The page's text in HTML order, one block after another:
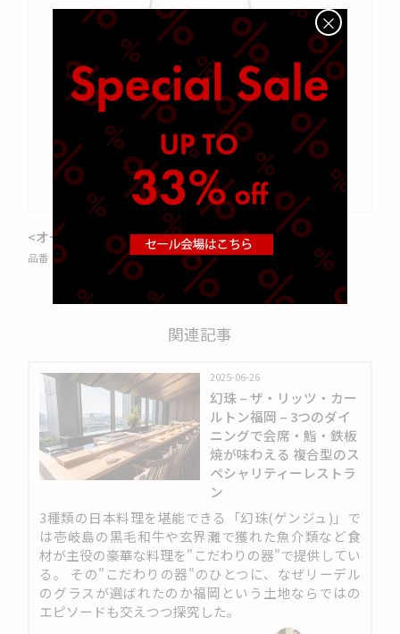
<オーセンティス> ホワイトワイン(12個入)
品番：4408002
関連記事
2025-06-26
幻珠 – ザ・リッツ・カー
ルトン福岡 – 3つのダイ
ニングで会席・鮨・鉄板
焼が味わえる 複合型のス
ペシャリティーレストラ
ン
3種類の日本料理を堪能できる「幻珠(ゲンジュ)」で
は壱岐島の黒毛和牛や玄界灘で獲れた魚介類など食
材が主役の豪華な料理を"こだわりの器"で提供してい
る。 その"こだわりの器"のひとつに、なぜリーデル
のグラスが選ばれたのか福岡という土地ならではの
エピソードも交えつつ探究した。
×